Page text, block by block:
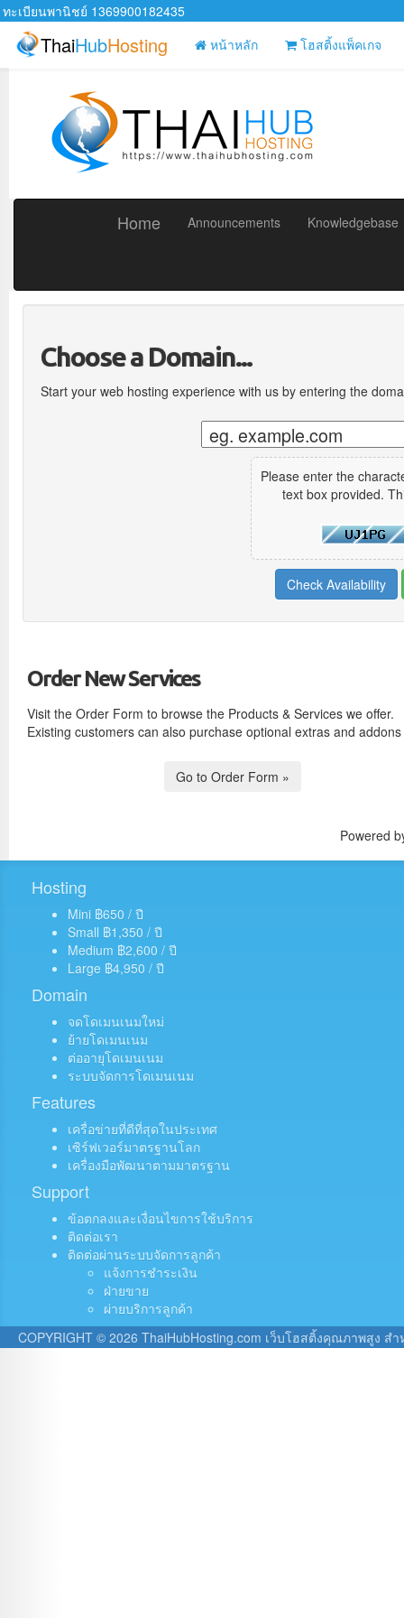
ทะเบียนพานิชย์ 1369900182435
ThaiHubHosting หน้าหลัก โฮสติ้งแพ็คเกจ
Home Announcements Knowledgebase
Choose a Domain...
Start your web hosting experience with us by entering the
Please enter the
text box provided.
Order New Services
Visit the Order Form to browse the Products & Services we offer.
Existing customers can also purchase optional extras and
Powered
Hosting
Mini ฿650 / ปี
Small ฿1,350 / ปี
Medium ฿2,600 / ปี
Large ฿4,950 / ปี
Domain
จดโดเมนเนมใหม่
ย้ายโดเมนเนม
ต่ออายุโดเมนเนม
ระบบจัดการโดเมนเนม
Features
เครื่อข่ายที่ดีที่สุดในประเทศ
เซิร์ฟเวอร์มาตรฐานโลก
เครื่องมือพัฒนาตามมาตรฐาน
Support
ข้อตกลงและเงื่อนไขการใช้บริการ
ติดต่อเรา
ติดต่อผ่านระบบจัดการลูกค้า
แจ้งการชำระเงิน
ฝ่ายขาย
ผ่ายบริการลูกค้า
COPYRIGHT © 2026 ThaiHubHosting.com เว็บโฮสติ้งคุณภาพสูง ส